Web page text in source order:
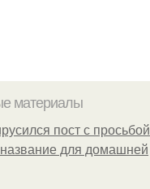
материалы
пост с просьбой
для домашней